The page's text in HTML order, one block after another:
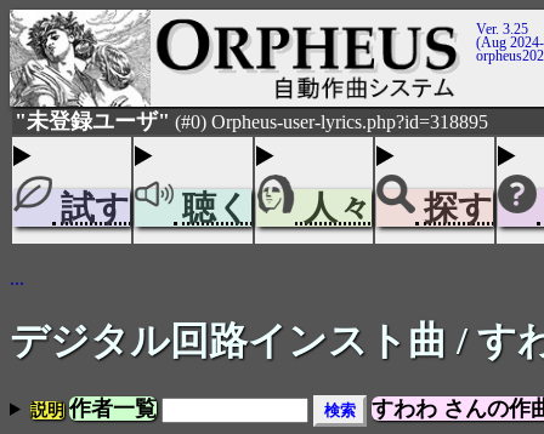
Ver. 3.25
(Aug
"未登録ユーザ" (#0) Orpheus-user-lyrics.php?id=318895
試す 聴く 人々 探す
...
デジタル回路インスト曲 / す
説明 作者一覧 すわわ さんの作